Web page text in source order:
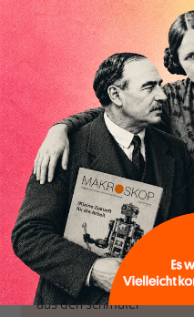
Perspektive und ist damit
in Deutschland einzigartig.
MAKROSKOP steht für
das große Ganze. Wir
haben einen Blick auf
Geld, Wirtschaft und
Politik, den Sie so
woanders nicht finden.
Dabei leben wir von
unseren Autoren, ihren
Recherchen, ihrem Wissen
und ihrem Enthusiasmus.
Gemeinsam scheren wir
aus den schmaler